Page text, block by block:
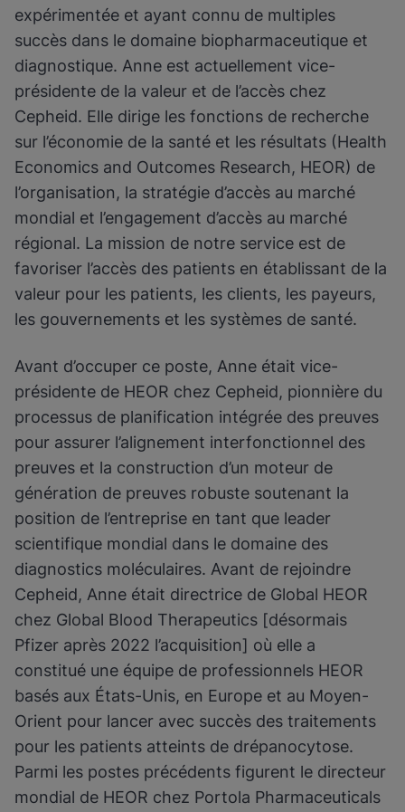
expérimentée et ayant connu de multiples
succès dans le domaine biopharmaceutique et
diagnostique. Anne est actuellement vice-
présidente de la valeur et de l’accès chez
Cepheid. Elle dirige les fonctions de recherche
sur l’économie de la santé et les résultats (Health
Economics and Outcomes Research, HEOR) de
l’organisation, la stratégie d’accès au marché
mondial et l’engagement d’accès au marché
régional. La mission de notre service est de
favoriser l’accès des patients en établissant de la
valeur pour les patients, les clients, les payeurs,
les gouvernements et les systèmes de santé.
Avant d’occuper ce poste, Anne était vice-
présidente de HEOR chez Cepheid, pionnière du
processus de planification intégrée des preuves
pour assurer l’alignement interfonctionnel des
preuves et la construction d’un moteur de
génération de preuves robuste soutenant la
position de l’entreprise en tant que leader
scientifique mondial dans le domaine des
diagnostics moléculaires. Avant de rejoindre
Cepheid, Anne était directrice de Global HEOR
chez Global Blood Therapeutics [désormais
Pfizer après 2022 l’acquisition] où elle a
constitué une équipe de professionnels HEOR
basés aux États-Unis, en Europe et au Moyen-
Orient pour lancer avec succès des traitements
pour les patients atteints de drépanocytose.
Parmi les postes précédents figurent le directeur
mondial de HEOR chez Portola Pharmaceuticals